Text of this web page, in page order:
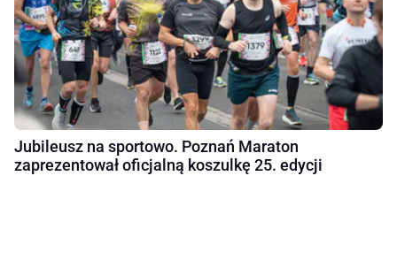
Jubileusz na sportowo. Poznań Maraton
zaprezentował oficjalną koszulkę 25. edycji